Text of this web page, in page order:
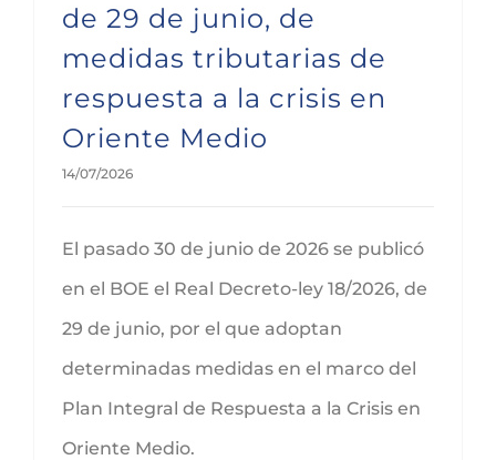
de 29 de junio, de
medidas tributarias de
respuesta a la crisis en
Oriente Medio
14/07/2026
El pasado 30 de junio de 2026 se publicó
en el BOE el Real Decreto-ley 18/2026, de
29 de junio, por el que adoptan
determinadas medidas en el marco del
Plan Integral de Respuesta a la Crisis en
Oriente Medio.